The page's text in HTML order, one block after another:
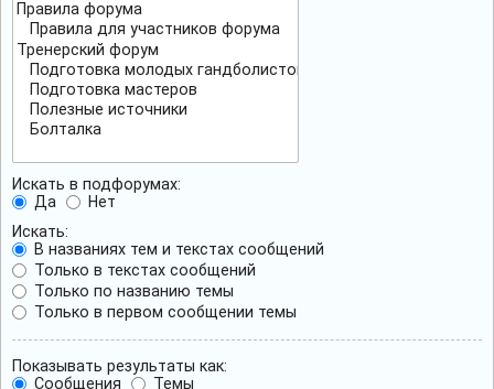
Искать в подфорумах:
Да
Нет
Искать:
В названиях тем и текстах сообщений
Только в текстах сообщений
Только по названию темы
Только в первом сообщении темы
Показывать результаты как:
Сообщения
Темы